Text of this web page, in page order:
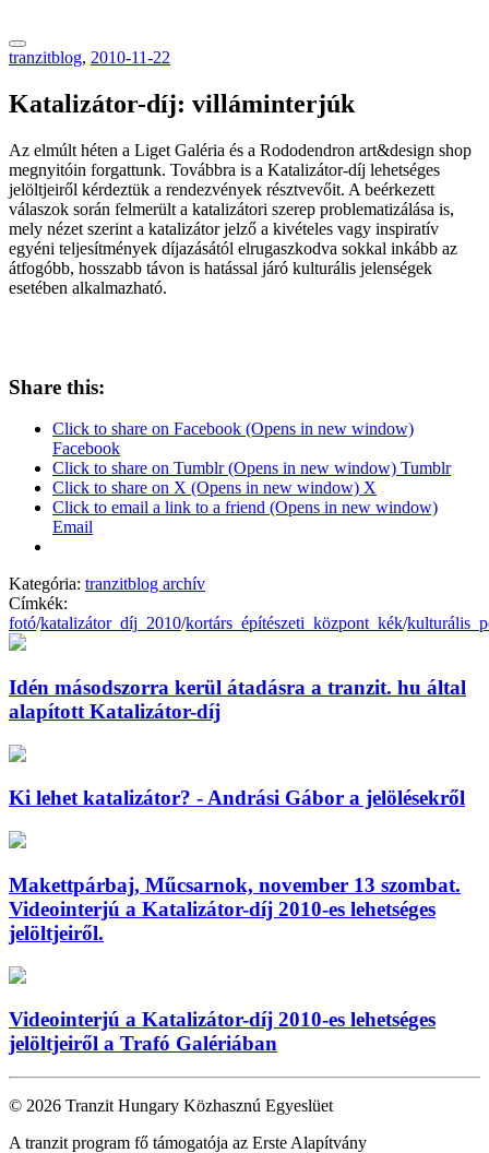
tranzitblog, 2010-11-22
Katalizátor-díj: villáminterjúk
Az elmúlt héten a Liget Galéria és a Rododendron art&design shop
megnyitóin forgattunk. Továbbra is a Katalizátor-díj lehetséges
jelöltjeiről kérdeztük a rendezvények résztvevőit. A beérkezett
válaszok során felmerült a katalizátori szerep problematizálása is,
mely nézet szerint a katalizátor jelző a kivételes vagy inspiratív
egyéni teljesítmények díjazásától elrugaszkodva sokkal inkább az
átfogóbb, hosszabb távon is hatással járó kulturális jelenségek
esetében alkalmazható.
Share this:
Click to share on Facebook (Opens in new window)
Facebook
Click to share on Tumblr (Opens in new window) Tumblr
Click to share on X (Opens in new window) X
Click to email a link to a friend (Opens in new window)
Email
Kategória: tranzitblog archív
Címkék:
fotó/katalizátor_díj_2010/kortárs_építészeti_központ_kék/
Idén másodszorra kerül átadásra a tranzit. hu által
alapított Katalizátor-díj
Ki lehet katalizátor? - Andrási Gábor a jelölésekről
Makettpárbaj, Műcsarnok, november 13 szombat.
Videointerjú a Katalizátor-díj 2010-es lehetséges
jelöltjeiről.
Videointerjú a Katalizátor-díj 2010-es lehetséges
jelöltjeiről a Trafó Galériában
© 2026 Tranzit Hungary Közhasznú Egyeslüet
A tranzit program fő támogatója az Erste Alapítvány